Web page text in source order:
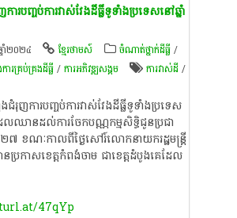
ការ​បញ្ចប់​ការ​វាស់វែង​ដីធ្លី​ទូ​ទាំង​ប្រទេស​នៅ​ឆ្នាំ​
ាំ២០២៤ ខ្មែរថាមស៍ ចំណាត់ថ្នាក់ដីធ្លី/
គ្រប់គ្រង​ដីធ្លី/ការ​អភិវឌ្ឍ​សង្គម ការវាស់ដី/
ជំរុញ​ការ​បញ្ចប់​ការ​វាស់វែង​ដីធ្លី​ទូ​ទាំង​ប្រទេស​
ឈាន​ដល់​ការ​ចែក​បណ្ណ​កម្មសិទ្ធិ​ជូន​ប្រជា
២៧​ ខណៈ​កាលពី​ថ្ងៃ​សៅរ៍​លោកនាយក​រដ្ឋមន្ត្រី​
រកាស​ខេត្តកំពង់ចាម​ ជា​ខេត្ត​ដំបូង​គេ​ដែល
47qYp